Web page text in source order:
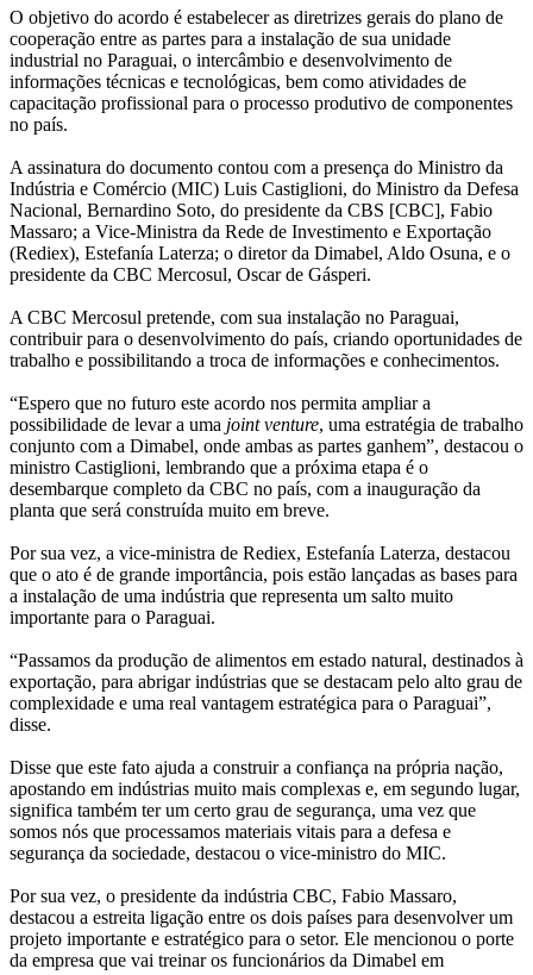
O objetivo do acordo é estabelecer as diretrizes gerais do plano de
cooperação entre as partes para a instalação de sua unidade
industrial no Paraguai, o intercâmbio e desenvolvimento de
informações técnicas e tecnológicas, bem como atividades de
capacitação profissional para o processo produtivo de componentes
no país.
A assinatura do documento contou com a presença do Ministro da
Indústria e Comércio (MIC) Luis Castiglioni, do Ministro da Defesa
Nacional, Bernardino Soto, do presidente da CBS [CBC], Fabio
Massaro; a Vice-Ministra da Rede de Investimento e Exportação
(Rediex), Estefanía Laterza; o diretor da Dimabel, Aldo Osuna, e o
presidente da CBC Mercosul, Oscar de Gásperi.
A CBC Mercosul pretende, com sua instalação no Paraguai,
contribuir para o desenvolvimento do país, criando oportunidades de
trabalho e possibilitando a troca de informações e conhecimentos.
“Espero que no futuro este acordo nos permita ampliar a
possibilidade de levar a uma joint venture, uma estratégia de trabalho
conjunto com a Dimabel, onde ambas as partes ganhem”, destacou o
ministro Castiglioni, lembrando que a próxima etapa é o
desembarque completo da CBC no país, com a inauguração da
planta que será construída muito em breve.
Por sua vez, a vice-ministra de Rediex, Estefanía Laterza, destacou
que o ato é de grande importância, pois estão lançadas as bases para
a instalação de uma indústria que representa um salto muito
importante para o Paraguai.
“Passamos da produção de alimentos em estado natural, destinados à
exportação, para abrigar indústrias que se destacam pelo alto grau de
complexidade e uma real vantagem estratégica para o Paraguai”,
disse.
Disse que este fato ajuda a construir a confiança na própria nação,
apostando em indústrias muito mais complexas e, em segundo lugar,
significa também ter um certo grau de segurança, uma vez que
somos nós que processamos materiais vitais para a defesa e
segurança da sociedade, destacou o vice-ministro do MIC.
Por sua vez, o presidente da indústria CBC, Fabio Massaro,
destacou a estreita ligação entre os dois países para desenvolver um
projeto importante e estratégico para o setor. Ele mencionou o porte
da empresa que vai treinar os funcionários da Dimabel em